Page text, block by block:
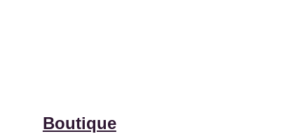
Boutique